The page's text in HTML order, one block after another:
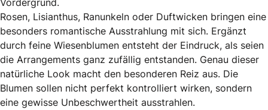
Rosen, Lisianthus, Ranunkeln oder Duftwicken bringen eine
besonders romantische Ausstrahlung mit sich. Ergänzt
durch feine Wiesenblumen entsteht der Eindruck, als seien
die Arrangements ganz zufällig entstanden. Genau dieser
natürliche Look macht den besonderen Reiz aus. Die
Blumen sollen nicht perfekt kontrolliert wirken, sondern
eine gewisse Unbeschwertheit ausstrahlen.